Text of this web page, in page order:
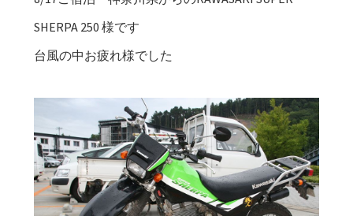
SHERPA 250 様です
台風の中お疲れ様でした